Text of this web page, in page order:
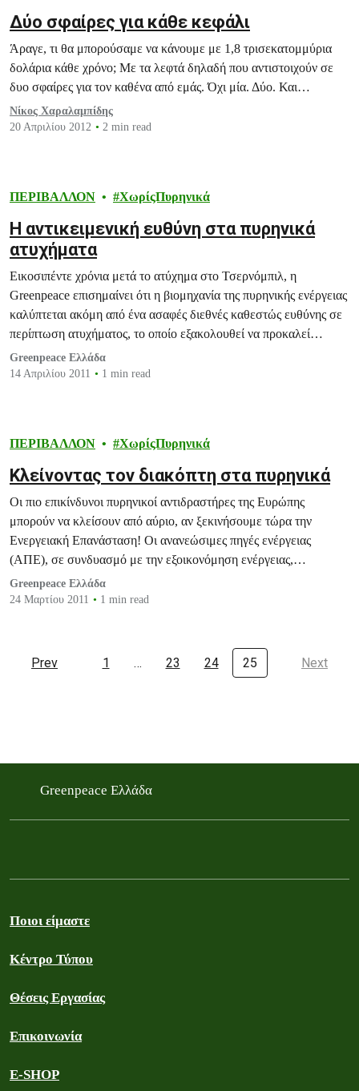
Δύο σφαίρες για κάθε κεφάλι
Άραγε, τι θα μπορούσαμε να κάνουμε με 1,8 τρισεκατομμύρια
δολάρια κάθε χρόνο; Με τα λεφτά δηλαδή που αντιστοιχούν σε
δυο σφαίρες για τον καθένα από εμάς. Όχι μία. Δύο. Και…
Νίκος Χαραλαμπίδης
20 Απριλίου 2012
2 min read
ΠΕΡΙΒΑΛΛΟΝ ΧωρίςΠυρηνικά
H αντικειμενική ευθύνη στα πυρηνικά
ατυχήματα
Εικοσιπέντε χρόνια μετά το ατύχημα στο Τσερνόμπιλ, η
Greenpeace επισημαίνει ότι η βιομηχανία της πυρηνικής ενέργειας
καλύπτεται ακόμη από ένα ασαφές διεθνές καθεστώς ευθύνης σε
περίπτωση ατυχήματος, το οποίο εξακολουθεί να προκαλεί
σύγχυση, ενώ το αληθινό κόστος που καλούνται να πληρώσουν οι
άνθρωποι σε υγεία και επιπτώσεις στην καθημερινότητά τους
Greenpeace Ελλάδα
14 Απριλίου 2011
1 min read
ΠΕΡΙΒΑΛΛΟΝ ΧωρίςΠυρηνικά
Κλείνοντας τον διακόπτη στα πυρηνικά
Οι πιο επικίνδυνοι πυρηνικοί αντιδραστήρες της Ευρώπης
μπορούν να κλείσουν από αύριο, αν ξεκινήσουμε τώρα την
Ενεργειακή Επανάσταση! Oι ανανεώσιμες πηγές ενέργειας
(ΑΠΕ), σε συνδυασμό με την εξοικονόμηση ενέργειας,
μπορούν…
Greenpeace Ελλάδα
24 Μαρτίου 2011
1 min read
Prev 1 … 23 24 25 Next
Greenpeace Ελλάδα
Ποιοι είμαστε
Κέντρο Τύπου
Θέσεις Εργασίας
Επικοινωνία
E-SHOP